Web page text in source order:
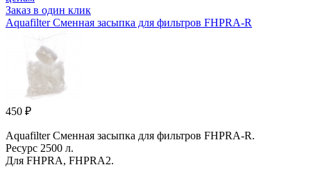
Заказ в один клик
Aquafilter Сменная засыпка для фильтров FHPRA-R
450 ₽
Aquafilter Сменная засыпка для фильтров FHPRA-R.
Ресурс 2500 л.
Для FHPRA, FHPRA2.